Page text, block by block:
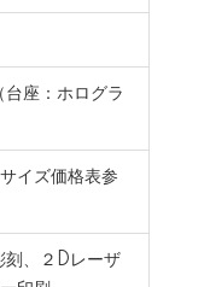
座：ホログラ
イズ価格表参
刻、２Dレーザ